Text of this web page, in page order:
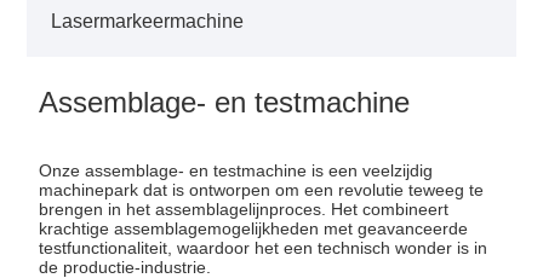
Lasermarkeermachine
Assemblage- en testmachine
Onze assemblage- en testmachine is een veelzijdig
machinepark dat is ontworpen om een ​​revolutie teweeg te
brengen in het assemblagelijnproces. Het combineert
krachtige assemblagemogelijkheden met geavanceerde
testfunctionaliteit, waardoor het een technisch wonder is in
de productie-industrie.